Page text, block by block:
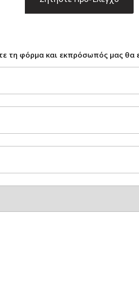
τη φόρμα και εκπρόσωπός μας θα